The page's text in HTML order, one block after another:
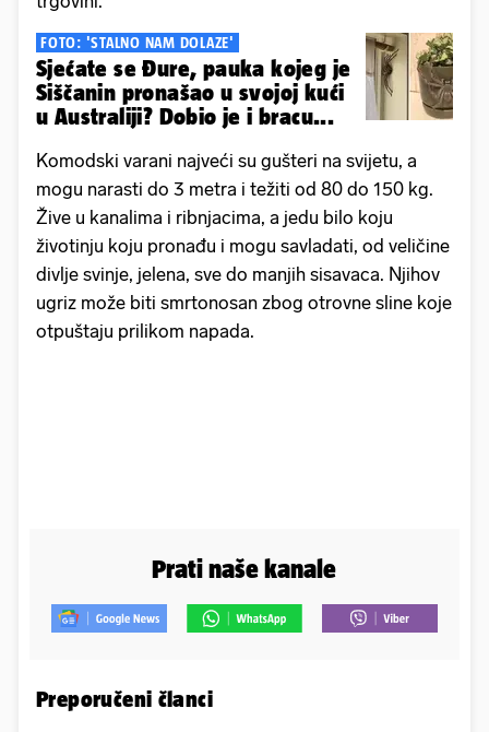
FOTO: 'STALNO NAM DOLAZE'
Sjećate se Đure, pauka kojeg je
Siščanin pronašao u svojoj kući
u Australiji? Dobio je i bracu...
Komodski varani najveći su gušteri na svijetu, a
mogu narasti do 3 metra i težiti od 80 do 150 kg.
Žive u kanalima i ribnjacima, a jedu bilo koju
životinju koju pronađu i mogu savladati, od veličine
divlje svinje, jelena, sve do manjih sisavaca. Njihov
ugriz može biti smrtonosan zbog otrovne sline koje
otpuštaju prilikom napada.
Prati naše kanale
Preporučeni članci